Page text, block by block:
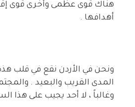
هناك قوى عظمى وأخرى قوى
أهدافها .
ونحن في الأردن نقع في قلب
المدى القريب والبعيد .
وغالباً ، لا أحد يجيب على هذا